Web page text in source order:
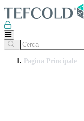
Pagina Principale